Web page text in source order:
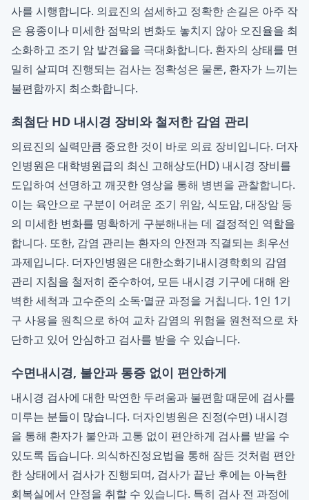
사를 시행합니다. 의료진의 섬세하고 정확한 손길은 아주 작
은 용종이나 미세한 점막의 변화도 놓치지 않아 오진율을 최
소화하고 조기 암 발견율을 극대화합니다. 환자의 상태를 면
밀히 살피며 진행되는 검사는 정확성은 물론, 환자가 느끼는
불편함까지 최소화합니다.
최첨단 HD 내시경 장비와 철저한 감염 관리
의료진의 실력만큼 중요한 것이 바로 의료 장비입니다. 더자
인병원은 대학병원급의 최신 고해상도(HD) 내시경 장비를
도입하여 선명하고 깨끗한 영상을 통해 병변을 관찰합니다.
이는 육안으로 구분이 어려운 조기 위암, 식도암, 대장암 등
의 미세한 변화를 명확하게 구분해내는 데 결정적인 역할을
합니다. 또한, 감염 관리는 환자의 안전과 직결되는 최우선
과제입니다. 더자인병원은 대한소화기내시경학회의 감염
관리 지침을 철저히 준수하여, 모든 내시경 기구에 대해 완
벽한 세척과 고수준의 소독·멸균 과정을 거칩니다. 1인 1기
구 사용을 원칙으로 하여 교차 감염의 위험을 원천적으로 차
단하고 있어 안심하고 검사를 받을 수 있습니다.
수면내시경, 불안과 통증 없이 편안하게
내시경 검사에 대한 막연한 두려움과 불편함 때문에 검사를
미루는 분들이 많습니다. 더자인병원은 진정(수면) 내시경
을 통해 환자가 불안과 고통 없이 편안하게 검사를 받을 수
있도록 돕습니다. 의식하진정요법을 통해 잠든 것처럼 편안
한 상태에서 검사가 진행되며, 검사가 끝난 후에는 아늑한
회복실에서 안정을 취할 수 있습니다. 특히 검사 전 과정에